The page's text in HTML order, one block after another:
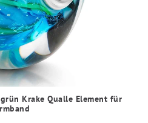
Krake Qualle Element für